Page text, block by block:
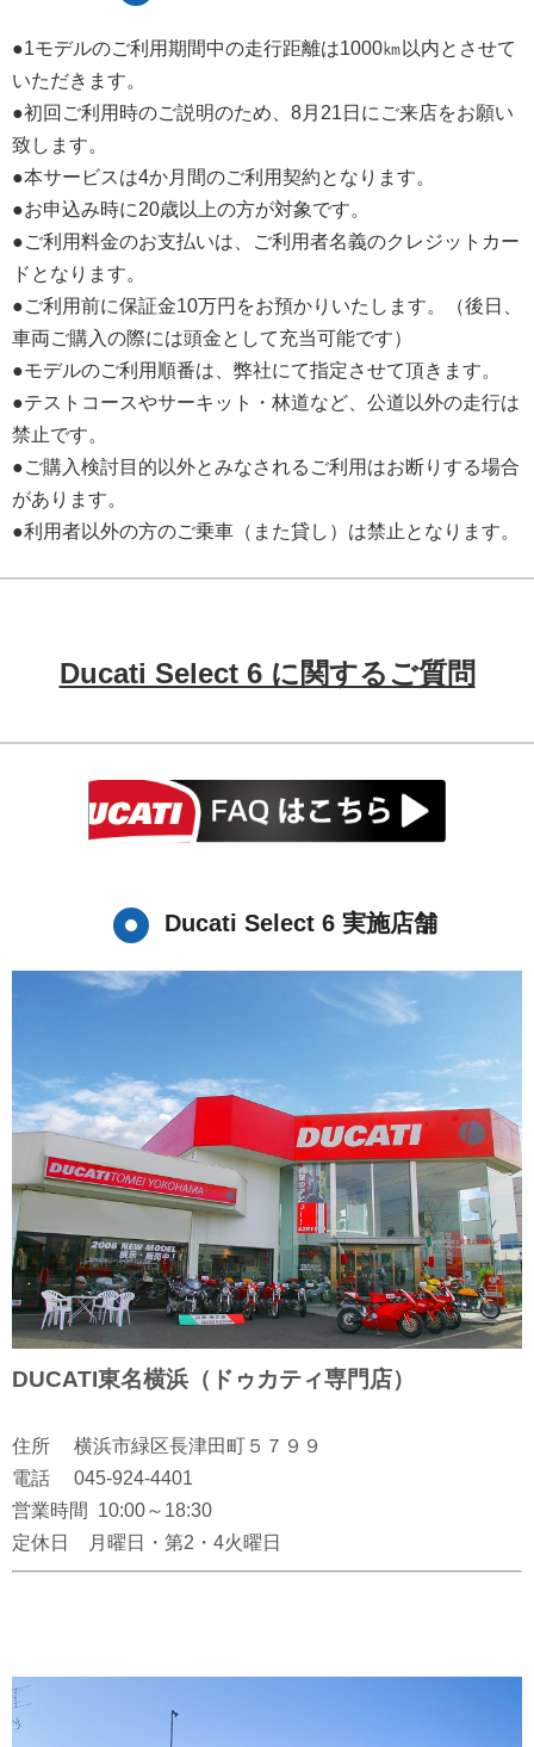
●1モデルのご利用期間中の走行距離は1000㎞以内とさせて
いただきます。
●初回ご利用時のご説明のため、8月21日にご来店をお願い
致します。
●本サービスは4か月間のご利用契約となります。
●お申込み時に20歳以上の方が対象です。
●ご利用料金のお支払いは、ご利用者名義のクレジットカー
ドとなります。
●ご利用前に保証金10万円をお預かりいたします。（後日、
車両ご購入の際には頭金として充当可能です）
●モデルのご利用順番は、弊社にて指定させて頂きます。
●テストコースやサーキット・林道など、公道以外の走行は
禁止です。
●ご購入検討目的以外とみなされるご利用はお断りする場合
があります。
●利用者以外の方のご乗車（また貸し）は禁止となります。
Ducati Select 6 に関するご質問
Ducati Select 6 実施店舗
DUCATI東名横浜（ドゥカティ専門店）
住所 横浜市緑区長津田町５７９９
電話 045-924-4401
営業時間 10:00～18:30
定休日 月曜日・第2・4火曜日